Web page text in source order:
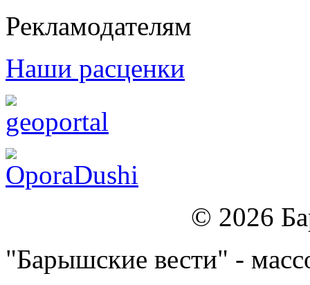
Рекламодателям
Наши расценки
© 2026
"Барышские вести" -